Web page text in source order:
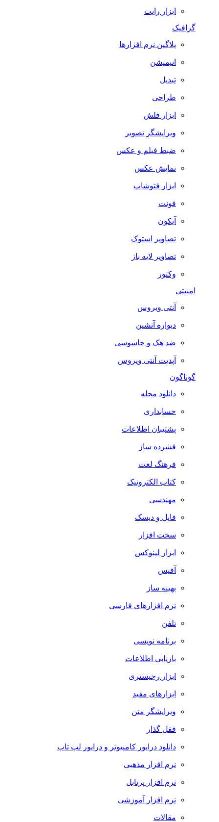
ابزار رایت
گرافیک
پلاگین نرم افزارها
انیمیشن
تبدیل
طراحی
ابزار فلش
ویرایشگر تصویر
ضبط فيلم و عكس
نمایش عکس
ابزار فتوشاپ
فونت
آیکون
تصاویر استوک
تصاویر لایه باز
وکتور
امنیتی
آنتی ویروس
دیواره آتشین
ضد هک و جاسوسی
آپدیت آنتی ویروس
گوناگون
دانلود مجله
حسابداری
پشتیبان اطلاعات
فشرده ساز
فرهنگ لغت
کتاب الکترونیک
مهندسی
فایل و دیسک
سخت افزار
ابزار لینوکس
آفیس
بهینه ساز
نرم افزارهای فارسی
تلفن
برنامه نویسی
بازیابی اطلاعات
ابزار رجیستری
ابزارهای مفید
ویرایشگر متن
قفل گذار
دانلود درایور کامپیوتر و درایور لپ تاپ
نرم افزار مذهبی
نرم افزار پرتابل
نرم افزار آموزشی
مقالات